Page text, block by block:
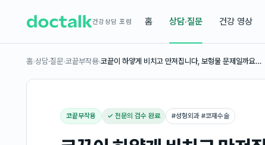
건강상담 포럼 홈 상담·질문 건강 영상
홈›상담·질문›코끝부작용›코끝이 하얗게 비치고 만져집니다, 보형물 문제일까요…
코끝부작용 ✓ 전문의 검수 완료 #성형외과 #코재수술